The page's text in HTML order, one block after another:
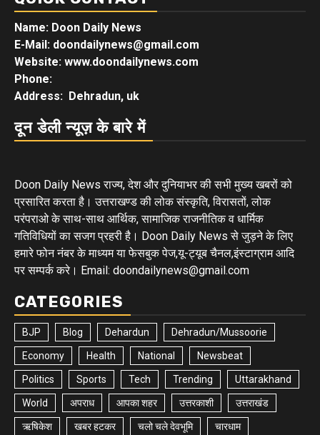
Name: Doon Daily News
E-Mail: doondailynews@gmail.com
Website: www.doondailynews.com
Phone:
Address: Dehradun, uk
दून डेली न्यूज़ के बारे में
Doon Daily News राज्य, देश और दुनियाभर की सभी मुख्य खबरों को
प्रसारित करता है। उत्तराखण्ड की लोक संस्कृति, विरासतों, लोक
परंपराओ के साथ-साथ आर्थिक, सामाजिक राजनीतिक व धार्मिक
गतिविधियों का सजग प्रहरी है। Doon Daily News से जुड़ने के लिए
हमारे फोन नंबर के माध्यम या फेसबुक पेज,यू-ट्यूब चैनल,इंस्टाग्राम आदि
पर सम्पर्क करे। Email: doondailynews@gmail.com
CATEGORIES
BJP Blog Dehardun Dehradun/Mussoorie
Economy Health National Newsbeat
Politics Sports Tech Trending Uttarakhand
World अपराध आपका शहर उत्तरकाशी उत्तराखंड
ऋषिकेश खबर हटकर चलो चले देवभूमि चारधाम